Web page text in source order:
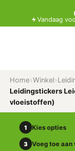
Vandaag
Home›Winkel›
Leidingstickers
vloeistoffen)
1 Kies opties
3 Voeg toe